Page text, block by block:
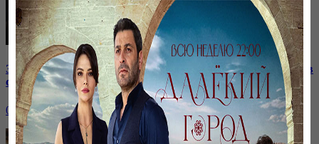
Зачем встретились лидеры стран СНГ? | Роль Казахстана в
строительстве нашей АЭС
07 октября, 19:00